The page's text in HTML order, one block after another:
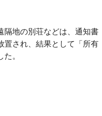
隔地の別荘などは、通知書
置され、結果として「所有
。